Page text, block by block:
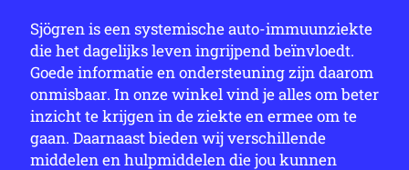
Sjögren is een systemische auto-immuunziekte
die het dagelijks leven ingrijpend beïnvloedt.
Goede informatie en ondersteuning zijn daarom
onmisbaar. In onze winkel vind je alles om beter
inzicht te krijgen in de ziekte en ermee om te
gaan. Daarnaast bieden wij verschillende
middelen en hulpmiddelen die jou kunnen